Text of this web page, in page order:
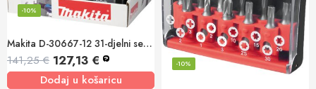
Makita D-30667-12 31-djelni set bit nastavaka 12/1
-10%
141,25€ 127,13 € ?
Dodaj u košaricu
-10%